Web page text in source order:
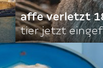
affe verletzt
tier jetzt